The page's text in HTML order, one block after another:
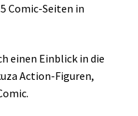
Comic-Seiten in
einen Einblick in die
Action-Figuren,